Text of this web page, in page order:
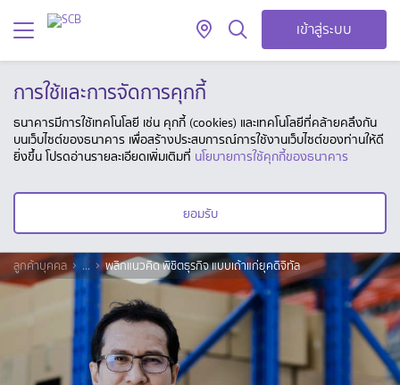
เข้าสู่ระบบ
การใช้และการจัดการคุกกี้
ธนาคารมีการใช้เทคโนโลยี เช่น คุกกี้ (cookies) และเทคโนโลยีที่คล้ายคลึงกัน
บนเว็บไซต์ของธนาคาร เพื่อสร้างประสบการณ์การใช้งานเว็บไซต์ของท่านให้ดี
ยิ่งขึ้น โปรดอ่านรายละเอียดเพิ่มเติมที่ นโยบายการใช้คุกกี้ของธนาคาร
ยอมรับ
ลูกค้าบุคคล ... พลิกแนวคิด พิชิตธุรกิจ แบบเถ้าแก่ยุคดิจิทัล